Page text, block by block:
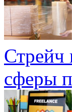
Стрейч
сферы